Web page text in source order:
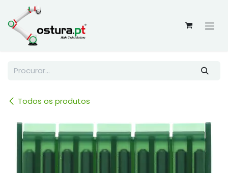
Skip to Content
Todos os produtos